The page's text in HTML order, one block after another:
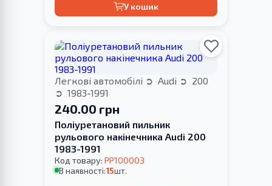
У кошик
Легкові автомобілі Audi
200
1983-1991
240.00 грн
Поліуретановий пильник
рульового накінечника Audi 200
1983-1991
Код товару: PP100003
В наявності:15шт.